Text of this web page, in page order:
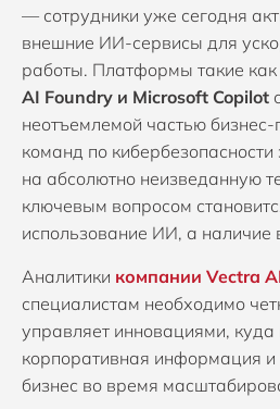
— сотрудники уже сегодня
внешние ИИ-сервисы для
работы. Платформы такие как
AI Foundry и Microsoft Copilot
неотъемлемой частью
команд по
на абсолютно неизведанную
ключевым вопросом
использование ИИ, а наличие
Аналитики компании Vectra
специалистам необходимо
управляет инновациями,
корпоративная информация и
бизнес во время